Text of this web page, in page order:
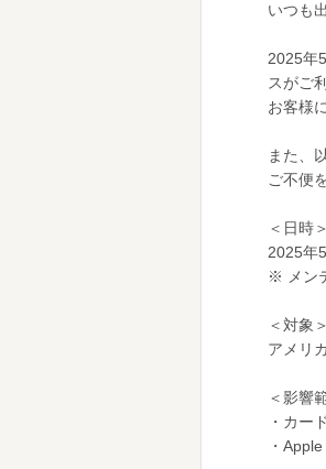
いつも
2025年
スがご
お客様
また、
ご不便
＜日時＞
2025年
※ メン
＜対象＞
アメリ
＜影響
・カー
・